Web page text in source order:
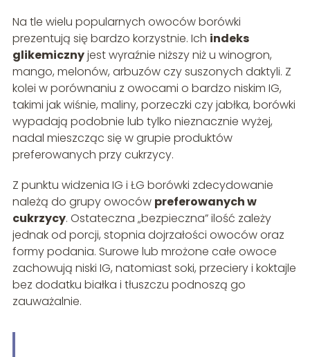
Na tle wielu popularnych owoców borówki
prezentują się bardzo korzystnie. Ich indeks
glikemicznyjest wyraźnie niższy niż u winogron,
mango, melonów, arbuzów czy suszonych daktyli. Z
kolei w porównaniu z owocami o bardzo niskim IG,
takimi jak wiśnie, maliny, porzeczki czy jabłka, borówki
wypadają podobnie lub tylko nieznacznie wyżej,
nadal mieszcząc się w grupie produktów
preferowanych przy cukrzycy.
Z punktu widzenia IG i ŁG borówki zdecydowanie
należą do grupy owoców preferowanych w
cukrzycy. Ostateczna „bezpieczna” ilość zależy
jednak od porcji, stopnia dojrzałości owoców oraz
formy podania. Surowe lub mrożone całe owoce
zachowują niski IG, natomiast soki, przeciery i koktajle
bez dodatku białka i tłuszczu podnoszą go
zauważalnie.